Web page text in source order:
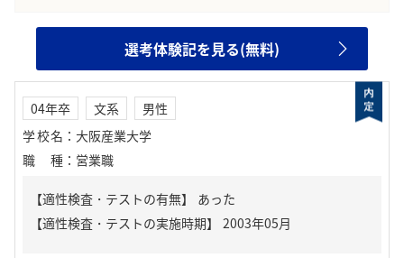
選考体験記を見る(無料)
04年卒 文系
男性
学校名 ： 大阪産業大学
職種 ： 営業職
【適性検査・テストの有無】 あった